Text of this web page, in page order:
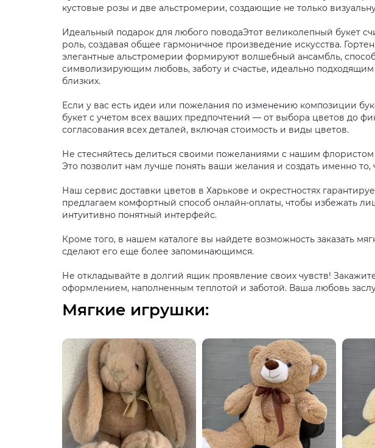
кустовые розы и две альстромерии, создающие не только
Идеальный подарок для любого поводаЭтот великолепный букет
роль, создавая общее гармоничное произведение искусства.
элегантные альстромерии формируют волшебный ансамбль,
символизирующим любовь, заботу и счастье, идеально
близких.
Если у вас есть идеи или пожелания по изменению композиции
букет с учетом всех ваших предпочтений — от выбора цветов до
согласования всех деталей, включая стоимость и виды цветов.
Не стесняйтесь делиться своими пожеланиями с нашим флористом
Это позволит нам лучше понять ваши желания и создать именно то,
Наш сервис доставки цветов в Харькове и окрестностях
предлагаем комфортный способ онлайн-оплаты, чтобы избежать
интуитивно понятный интерфейс.
Кроме того, в нашем каталоге вы найдете возможность заказать
сделают его еще более запоминающимся.
Не откладывайте в долгий ящик проявление своих чувств!
оформлением, наполненным теплотой и заботой. Ваша любовь
Мягкие игрушки: